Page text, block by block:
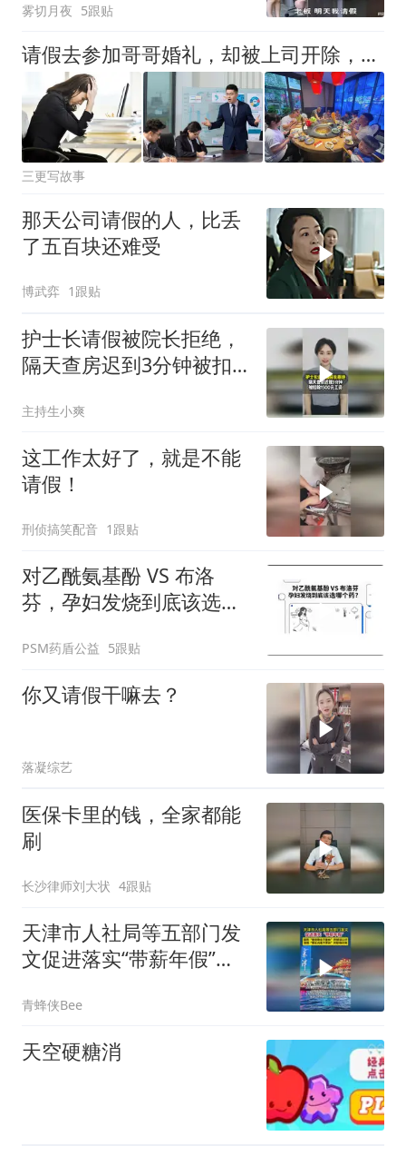
雾切月夜 5跟贴
请假去参加哥哥婚礼，却被上司开除，看到嫂子后我惊呆了：上司？
三更写故事
那天公司请假的人，比丢
了五百块还难受
博武弈 1跟贴
护士长请假被院长拒绝，
隔天查房迟到3分钟被扣
主持生小爽
这工作太好了，就是不能
请假！
刑侦搞笑配音 1跟贴
对乙酰氨基酚 VS 布洛
芬，孕妇发烧到底该选哪
PSM药盾公益 5跟贴
你又请假干嘛去？
落凝综艺
医保卡里的钱，全家都能
刷
长沙律师刘大状 4跟贴
天津市人社局等五部门发
文促进落实“带薪年假”清
场环境
青蜂侠Bee
天空硬糖消